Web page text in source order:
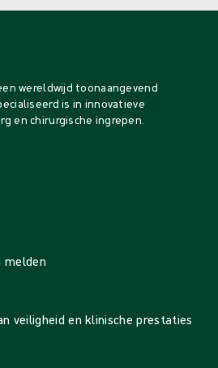
wereldwijd toonaangevend
is in innovatieve
en chirurgische ingrepen.
melden
veiligheid en klinische prestaties